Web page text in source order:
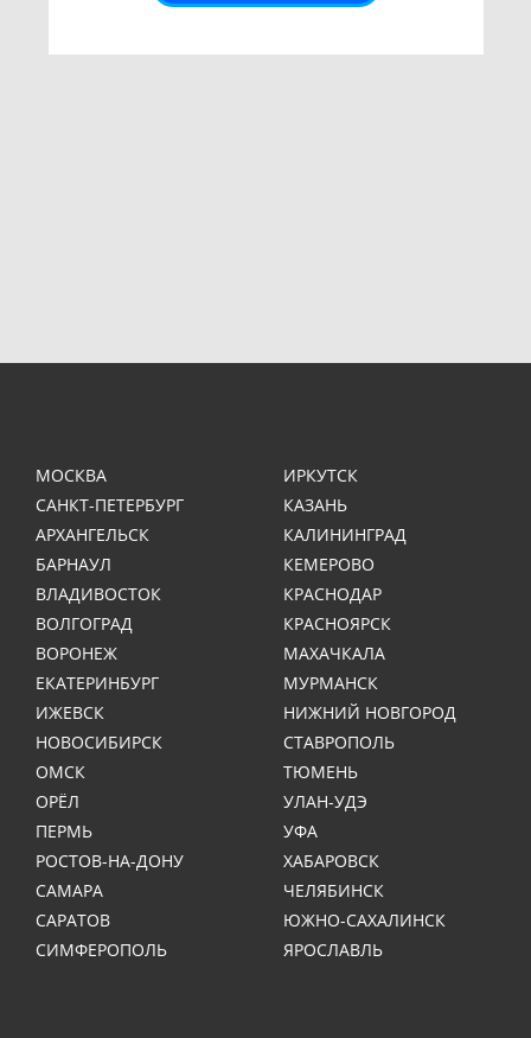
МОСКВА
САНКТ-ПЕТЕРБУРГ
АРХАНГЕЛЬСК
БАРНАУЛ
ВЛАДИВОСТОК
ВОЛГОГРАД
ВОРОНЕЖ
ЕКАТЕРИНБУРГ
ИЖЕВСК
ИРКУТСК
КАЗАНЬ
КАЛИНИНГРАД
КЕМЕРОВО
КРАСНОДАР
КРАСНОЯРСК
МАХАЧКАЛА
МУРМАНСК
НИЖНИЙ НОВГОРОД
НОВОСИБИРСК
ОМСК
ОРЁЛ
ПЕРМЬ
РОСТОВ-НА-ДОНУ
САМАРА
САРАТОВ
СИМФЕРОПОЛЬ
СТАВРОПОЛЬ
ТЮМЕНЬ
УЛАН-УДЭ
УФА
ХАБАРОВСК
ЧЕЛЯБИНСК
ЮЖНО-САХАЛИНСК
ЯРОСЛАВЛЬ